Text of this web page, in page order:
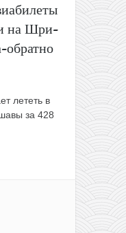
на Шри-
обратно
лететь в
за 428